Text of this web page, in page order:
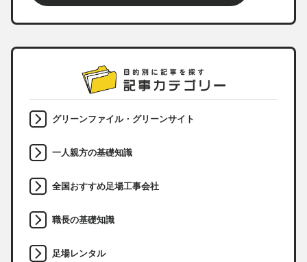
グリーンファイル・グリーンサイト
一人親方の基礎知識
全国おすすめ足場工事会社
職長の基礎知識
足場レンタル